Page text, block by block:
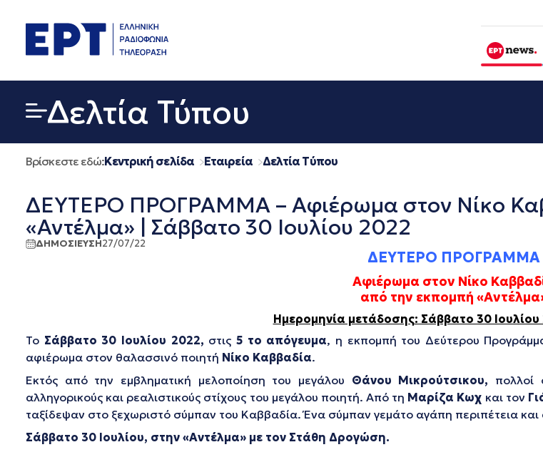
περιεχόμενο
Δελτία Τύπου
Βρίσκεστε εδώ:Κεντρική σελίδα Εταιρεία Δελτία Τύπου
ΔΕΥΤΕΡΟ ΠΡΟΓΡΑΜΜΑ – Αφιέρωμα στον Νίκο
«Αντέλμα» | Σάββατο 30 Ιουλίου 2022
ΔΗΜΟΣΙΕΥΣΗ27/07/22
ΔΕΥΤΕΡΟ ΠΡΟΓΡΑΜΜΑ
Αφιέρωμα στον Νίκο
από την εκπομπή
Ημερομηνία μετάδοσης: Σάββατο 30 Ιουλίου
Το Σάββατο 30 Ιουλίου 2022, στις 5 το απόγευμα, η εκπομπή του Δεύτερου
αφιέρωμα στον θαλασσινό ποιητή Νίκο Καββαδία.
Εκτός από την εμβληματική μελοποίηση του μεγάλου Θάνου Μικρούτσικου, πολλοί
αλληγορικούς και ρεαλιστικούς στίχους του μεγάλου ποιητή. Από τη Μαρίζα Κωχ και τον
ταξίδεψαν στο ξεχωριστό σύμπαν του Καββαδία. Ένα σύμπαν γεμάτο αγάπη περιπέτεια
Σάββατο 30 Ιουλίου, στην «Αντέλμα» με τον Στάθη Δρογώση.